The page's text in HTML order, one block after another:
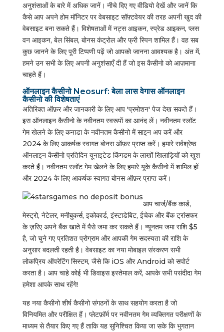
अनुशंसाओं के बारे में अधिक जानें। नीचे दिए गए वीडियो देखें और जानें कि
कैसे आप अपने होम मॉनिटर पर वेबसाइट सॉफ़्टवेयर की तरह अपनी खुद की
वेबसाइट बना सकते हैं। विशेषताओं में नट्स आइकन, स्प्रेड आइकन, प्लस
वन आइकन, बेल सिंबल, बोनस कंट्रोल और फ्री स्पिन शामिल हैं। वह सब
कुछ जानने के लिए पूरी टिप्पणी पढ़ें जो आपको जानना आवश्यक है। अंत में,
हमने उन सभी के लिए अपनी अनुशंसाएँ दी हैं जो इस कैसीनो को आज़माना
चाहते हैं।
ऑनलाइन कैसीनो Neosurf: बेला लास वेगास ऑनलाइन
कैसीनो की विशेषताएं
अतिरिक्त ऑफ़र और जानकारी के लिए आप 'प्रमोशन' पेज देख सकते हैं।
इस ऑनलाइन कैसीनो के नवीनतम स्वरूपों का आनंद लें। नवीनतम स्लॉट
गेम खेलने के लिए कनाडा के नवीनतम कैसीनो में साइन अप करें और
2024 के लिए आकर्षक स्वागत बोनस ऑफ़र प्राप्त करें। हमारे सर्वश्रेष्ठ
ऑनलाइन कैसीनो प्रतिदिन यूनाइटेड किंगडम के लाखों खिलाड़ियों को खुश
करते हैं। नवीनतम स्लॉट गेम खेलने के लिए हमारे यूके कैसीनो में शामिल हों
और 2024 के लिए आकर्षक स्वागत बोनस ऑफ़र प्राप्त करें।
आप चार्ज/बैंक कार्ड,
मेस्ट्रो, नेटेलर, मनीबुकर्स, इकोकार्ड, इंस्टाडेबिट, ईचेक और बैंक ट्रांसफर
के ज़रिए अपने बैंक खाते में पैसे जमा कर सकते हैं। न्यूनतम जमा राशि $5
है, जो चुने गए प्रतिशत प्रोग्राम और आपकी गेम सदस्यता की राशि के
अनुसार बदलती रहती है। वेबसाइट का नया मोबाइल संस्करण सभी
लोकप्रिय ऑपरेटिंग सिस्टम, जैसे कि iOS और Android को सपोर्ट
करता है। आप चाहे कोई भी डिवाइस इस्तेमाल करें, आपके सभी पसंदीदा गेम
हमेशा आपके साथ रहेंगे!
यह नया कैसीनो शीर्ष कैसीनो संगठनों के साथ सहयोग करता है जो
विनियमित और परीक्षित हैं। प्लेटफ़ॉर्म पर नवीनतम गेम व्यक्तिगत परीक्षणों के
माध्यम से तैयार किए गए हैं ताकि यह सुनिश्चित किया जा सके कि भुगतान